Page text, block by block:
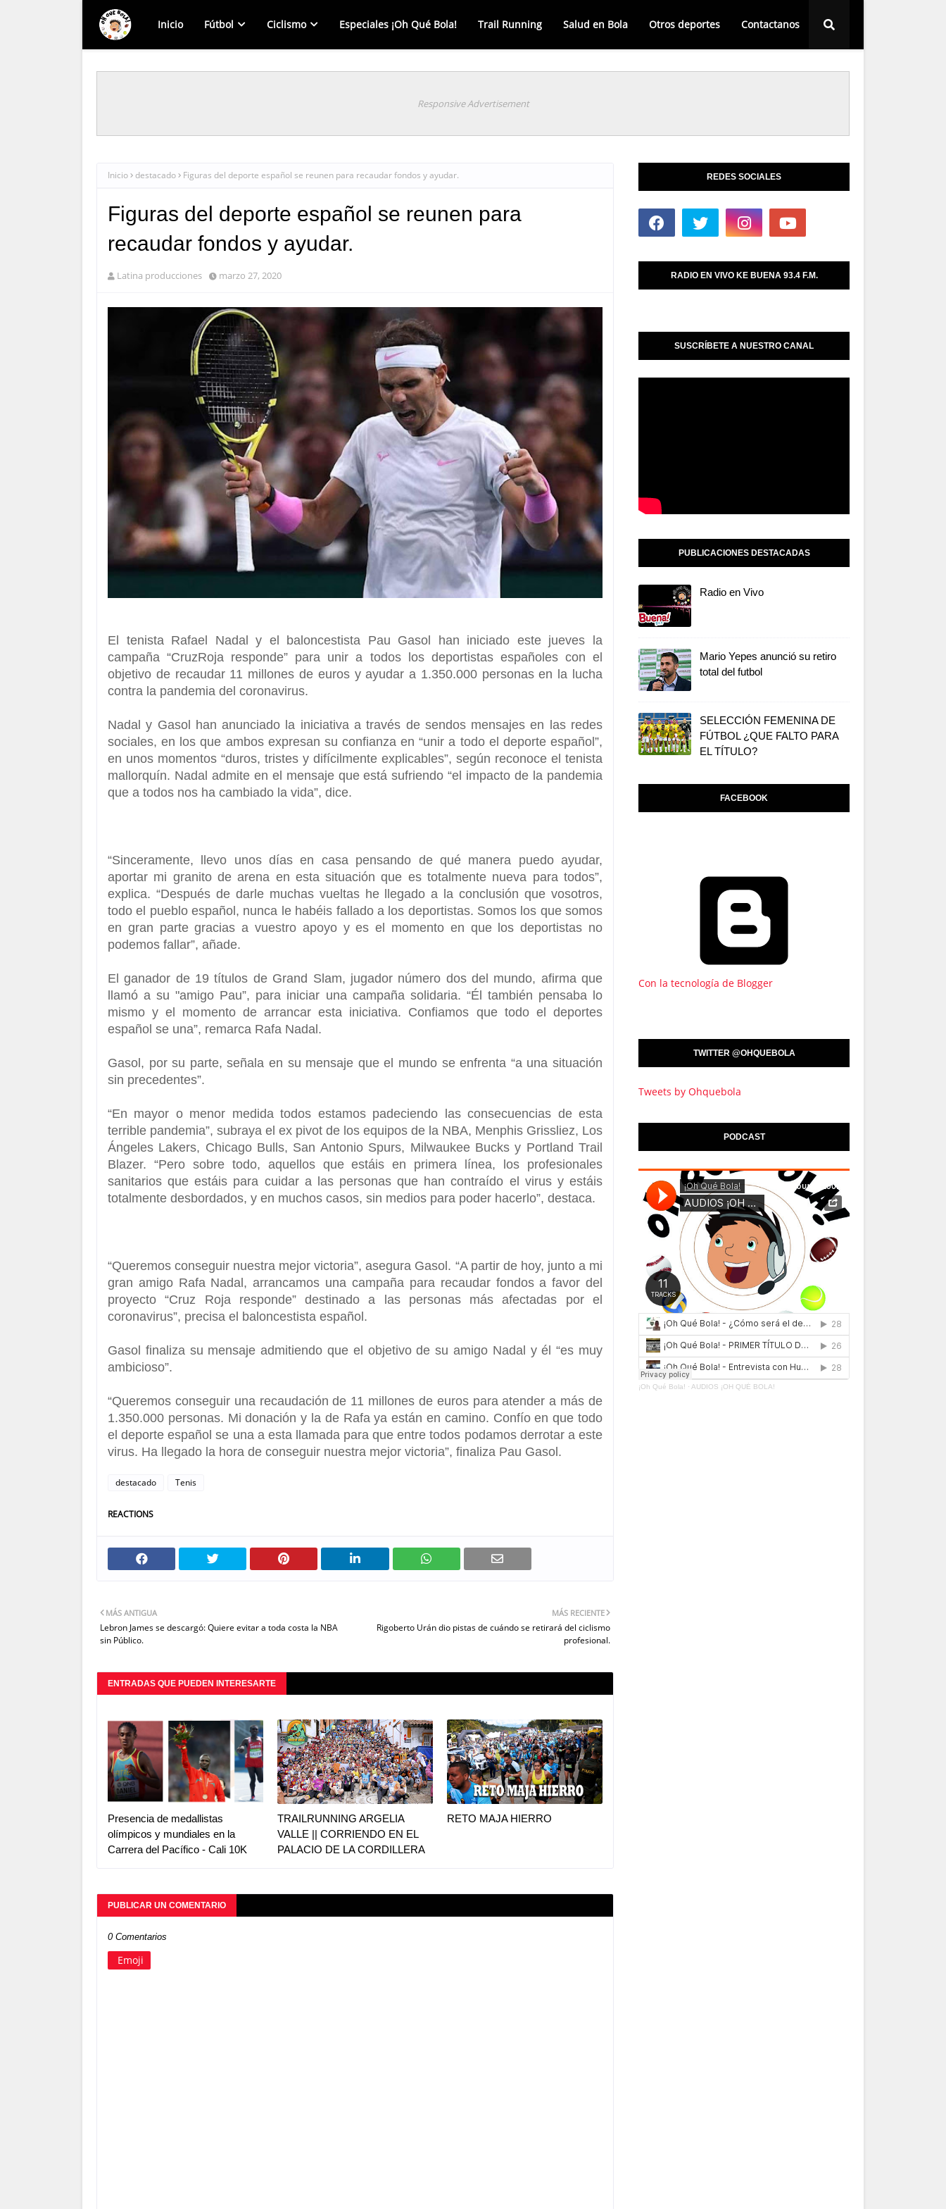
Inicio Fútbol Ciclismo Especiales ¡Oh Qué Bola! Trail Running Salud en Bola Otros deportes Contactanos
Responsive Advertisement
Inicio destacado Figuras del deporte español se reunen para recaudar fondos y ayudar.
Figuras del deporte español se reunen para
recaudar fondos y ayudar.
Latina producciones marzo 27, 2020
El tenista Rafael Nadal y el baloncestista Pau Gasol han iniciado este jueves la
campaña “CruzRoja responde” para unir a todos los deportistas españoles con el
objetivo de recaudar 11 millones de euros y ayudar a 1.350.000 personas en la lucha
contra la pandemia del coronavirus.
Nadal y Gasol han anunciado la iniciativa a través de sendos mensajes en las redes
sociales, en los que ambos expresan su confianza en “unir a todo el deporte español”,
en unos momentos “duros, tristes y difícilmente explicables”, según reconoce el tenista
mallorquín. Nadal admite en el mensaje que está sufriendo “el impacto de la pandemia
que a todos nos ha cambiado la vida”, dice.
“Sinceramente, llevo unos días en casa pensando de qué manera puedo ayudar,
aportar mi granito de arena en esta situación que es totalmente nueva para todos”,
explica. “Después de darle muchas vueltas he llegado a la conclusión que vosotros,
todo el pueblo español , nunca le habéis fallado a los deportistas. Somos los que somos
en gran parte gracias a vuestro apoyo y es el momento en que los deportistas no
podemos fallar”, añade.
El ganador de 19 títulos de Grand Slam, jugador número dos del mundo, afirma que
llamó a su "amigo Pau”, para iniciar una campaña solidaria. “Él también pensaba lo
mismo y el momento de arrancar esta iniciativa. Confiamos que todo el deportes
español se una”, remarca Rafa Nadal.
Gasol, por su parte, señala en su mensaje que el mundo se enfrenta “a una situación
sin precedentes”.
“En mayor o menor medida todos estamos padeciendo las consecuencias de esta
terrible pandemia”, subraya el ex pivot de los equipos de la NBA, Menphis Grissliez, Los
Ángeles Lakers, Chicago Bulls, San Antonio Spurs, Milwaukee Bucks y Portland Trail
Blazer. “Pero sobre todo, aquellos que estáis en primera línea, los profesionales
sanitarios que estáis para cuidar a las personas que han contraído el virus y estáis
totalmente desbordados, y en muchos casos, sin medios para poder hacerlo”, destaca.
“Queremos conseguir nuestra mejor victoria”, asegura Gasol. “A partir de hoy, junto a mi
gran amigo Rafa Nadal, arrancamos una campaña para recaudar fondos a favor del
proyecto “Cruz Roja responde” destinado a las personas más afectadas por el
coronavirus”, precisa el baloncestista español.
Gasol finaliza su mensaje admitiendo que el objetivo de su amigo Nadal y él “es muy
ambicioso”.
“Queremos conseguir una recaudación de 11 millones de euros para atender a más de
1.350.000 personas. Mi donación y la de Rafa ya están en camino. Confío en que todo
el deporte español se una a esta llamada para que entre todos podamos derrotar a este
virus. Ha llegado la hora de conseguir nuestra mejor victoria”, finaliza Pau Gasol.
destacado Tenis
REACTIONS
MÁS RECIENTE
Rigoberto Urán dio pistas de cuándo se retirará del ciclismo
profesional.
MÁS ANTIGUA
Lebron James se descargó: Quiere evitar a toda costa la NBA
sin Público.
ENTRADAS QUE PUEDEN INTERESARTE
Presencia de medallistas
olímpicos y mundiales en la
Carrera del Pacífico - Cali 10K
TRAILRUNNING ARGELIA
VALLE || CORRIENDO EN EL
PALACIO DE LA CORDILLERA
RETO MAJA HIERRO
PUBLICAR UN COMENTARIO
0 Comentarios
Emoji
REDES SOCIALES
RADIO EN VIVO KE BUENA 93.4 F.M.
SUSCRÍBETE A NUESTRO CANAL
PUBLICACIONES DESTACADAS
Radio en Vivo
Mario Yepes anunció su retiro
total del futbol
SELECCIÓN FEMENINA DE
FÚTBOL ¿QUE FALTO PARA
EL TÍTULO?
FACEBOOK
Con la tecnología de Blogger
TWITTER @OHQUEBOLA
Tweets by Ohquebola
PODCAST
¡Oh Qué Bola! · AUDIOS ¡OH QUÉ BOLA!